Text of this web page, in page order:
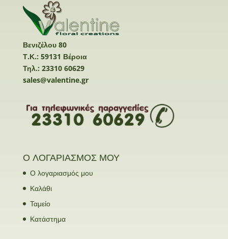
Βενιζέλου 80
Τ.Κ.: 59131 Βέροια
Τηλ.: 23310 60629
sales@valentine.gr
Ο ΛΟΓΑΡΙΑΣΜΟΣ ΜΟΥ
Ο λογαριασμός μου
Καλάθι
Ταμείο
Κατάστημα